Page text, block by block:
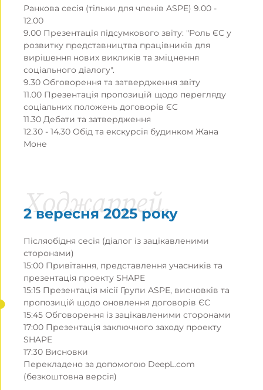
Ранкова сесія (тільки для членів ASPE) 9.00 -
12.00
9.00 Презентація підсумкового звіту: "Роль ЄС у
розвитку представництва працівників для
вирішення нових викликів та зміцнення
соціального діалогу".
9.30 Обговорення та затвердження звіту
11.00 Презентація пропозицій щодо перегляду
соціальних положень договорів ЄС
11.30 Дебати та затвердження
12.30 - 14.30 Обід та екскурсія будинком Жана
Моне
2 вересня 2025 року
Ходжаррей.
Післяобідня сесія (діалог із зацікавленими
сторонами)
15:00 Привітання, представлення учасників та
презентація проекту SHAPE
15:15 Презентація місії Групи ASPE, висновків та
пропозицій щодо оновлення договорів ЄС
15:45 Обговорення із зацікавленими сторонами
17:00 Презентація заключного заходу проекту
SHAPE
17:30 Висновки
Перекладено за допомогою DeepL.com
(безкоштовна версія)